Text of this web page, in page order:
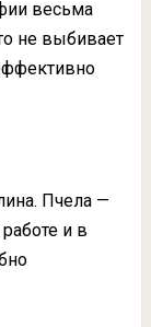
весьма
не выбивает
Пчела —
и в